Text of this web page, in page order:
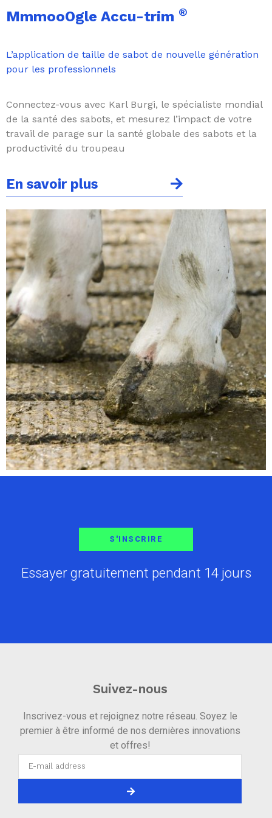
MmmooOgle Accu-trim ®
L’application de taille de sabot de nouvelle génération
pour les professionnels
Connectez-vous avec Karl Burgi, le spécialiste mondial
de la santé des sabots, et mesurez l’impact de votre
travail de parage sur la santé globale des sabots et la
productivité du troupeau
En savoir plus
S'INSCRIRE
Essayer gratuitement pendant 14 jours
Suivez-nous
Inscrivez-vous et rejoignez notre réseau. Soyez le
premier à être informé de nos dernières innovations
et offres!